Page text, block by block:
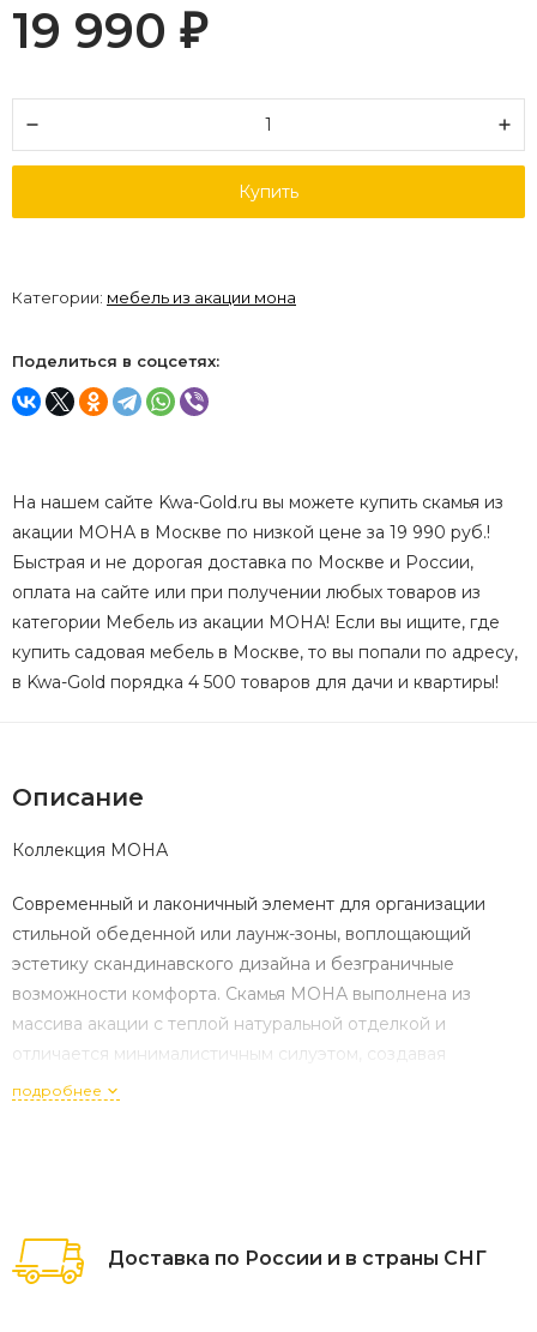
19 990 ₽
Купить
Категории: мебель из акации мона
Поделиться в соцсетях:
На нашем сайте Kwa-Gold.ru вы можете купить скамья из
акации МОНА в Москве по низкой цене за 19 990 руб.!
Быстрая и не дорогая доставка по Москве и России,
оплата на сайте или при получении любых товаров из
категории Мебель из акации МОНА! Если вы ищите, где
купить садовая мебель в Москве, то вы попали по адресу,
в Kwa-Gold порядка 4 500 товаров для дачи и квартиры!
Описание
Коллекция МОНА
Современный и лаконичный элемент для организации
стильной обеденной или лаунж-зоны, воплощающий
эстетику скандинавского дизайна и безграничные
возможности комфорта. Скамья МОНА выполнена из
массива акации с теплой натуральной отделкой и
отличается минималистичным силуэтом, создавая
идеальное решение для тех, кто ценит функциональность,
Артикул: 35106
Габариты (ДхШхВ): 125 x 45 x 45 см
подробнее
Доставка по России и в страны СНГ